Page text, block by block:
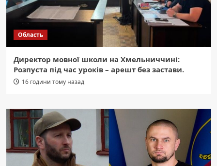
Область
Директор мовної школи на Хмельниччині:
Розпуста під час уроків – арешт без застави.
16 години тому назад